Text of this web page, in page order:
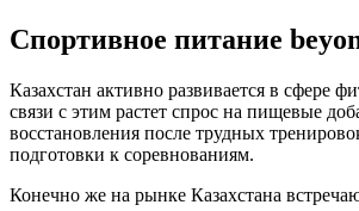
Спортивное питание
Казахстан активно развивается в сфере
связи с этим растет спрос на пищевые
восстановления после трудных
подготовки к соревнованиям.
Конечно же на рынке Казахстана